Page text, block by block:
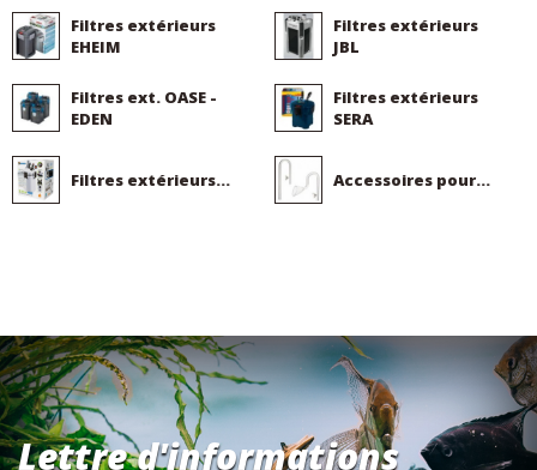
Filtres extérieurs
EHEIM
Filtres extérieurs
JBL
Filtres ext. OASE -
EDEN
Filtres extérieurs
SERA
Filtres extérieurs... Accessoires pour...
Lettre d'informations